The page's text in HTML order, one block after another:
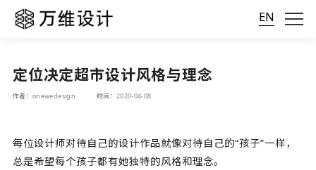
EN
定位决定超市设计风格与理念
作者：onewedesign 时间：2020-04-08
每位设计师对待自己的设计作品就像对待自己的“孩子”一样，
总是希望每个孩子都有她独特的风格和理念。